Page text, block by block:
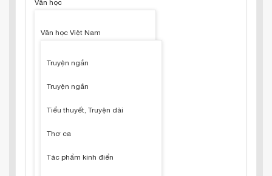
Văn học
Văn học Việt Nam
Truyện ngắn
Truyện ngắn
Tiểu thuyết, Truyện dài
Thơ ca
Tác phẩm kinh điển